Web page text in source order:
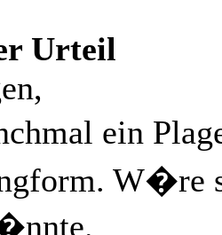
Urteil
ein
W�re